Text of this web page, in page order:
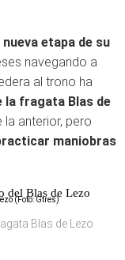
etapa de su
navegando a
al trono ha
la fragata Blas de
la anterior, pero
maniobras
del Blas de Lezo
Blas de Lezo